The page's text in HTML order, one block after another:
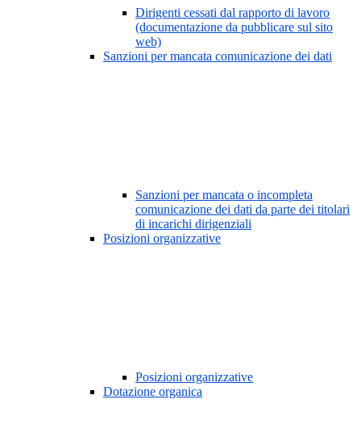
Dirigenti cessati dal rapporto di lavoro
(documentazione da pubblicare sul sito
web)
Sanzioni per mancata comunicazione dei dati
Sanzioni per mancata o incompleta
comunicazione dei dati da parte dei titolari
di incarichi dirigenziali
Posizioni organizzative
Posizioni organizzative
Dotazione organica